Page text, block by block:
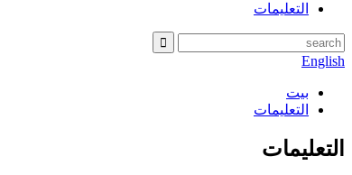
التعليمات
English
بيت
التعليمات
التعليمات